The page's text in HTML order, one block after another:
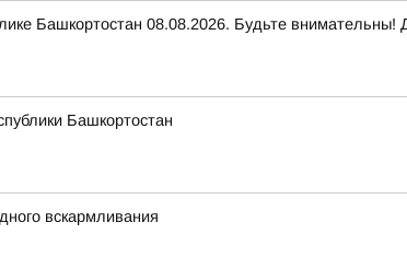
Башкортостан 08.08.2026. Будьте внимательны!
Башкортостан
вскармливания